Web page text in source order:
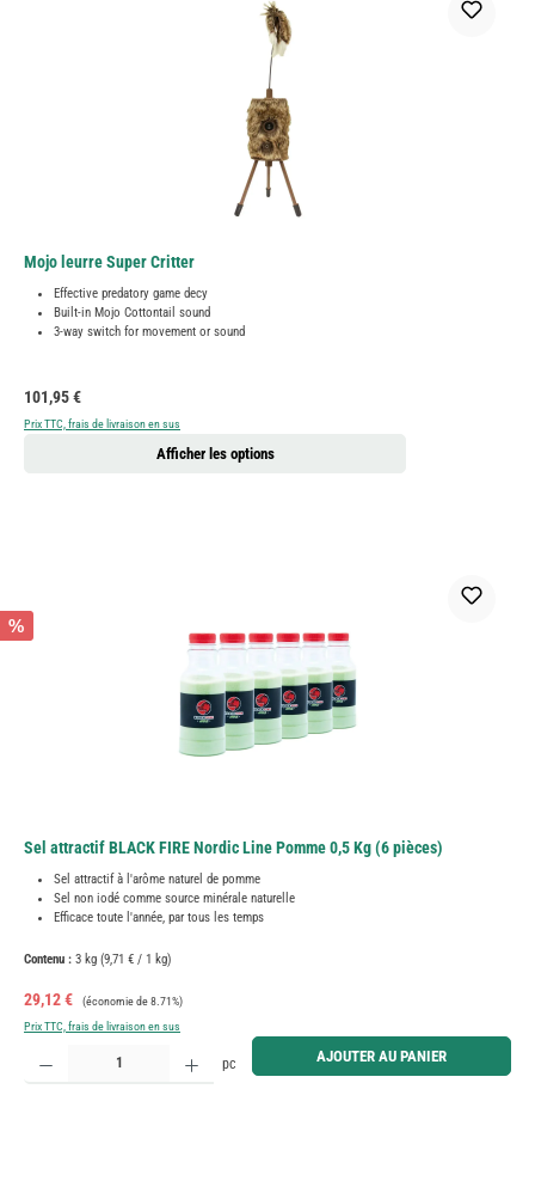
Mojo leurre Super Critter
Effective predatory game decy
Built-in Mojo Cottontail sound
3-way switch for movement or sound
Prix régulier :
101,95 €
Prix TTC, frais de livraison en sus
Afficher les options
%
Sel attractif BLACK FIRE Nordic Line Pomme 0,5 Kg (6 pièces)
Sel attractif à l'arôme naturel de pomme
Sel non iodé comme source minérale naturelle
Efficace toute l'année, par tous les temps
Contenu : 3 kg (9,71 € / 1 kg)
Prix de vente :
29,12 € Prix régulier :
(économie de 8.71%)
Prix TTC, frais de livraison en sus
Quantité de produit : Entrez la quantité souhaitée ou utilisez les boutons pour augmenter ou
pc AJOUTER AU PANIER